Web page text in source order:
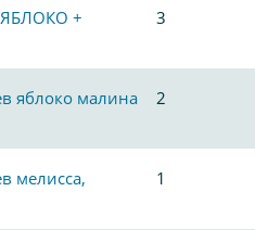
+
3
яблоко малина
2
мелисса,
1